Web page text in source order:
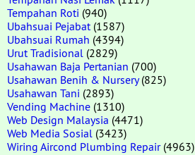
Tempahan Roti (940)
Ubahsuai Pejabat(1587)
Ubahsuai Rumah (4394)
Urut Tradisional (2829)
Usahawan Baja Pertanian (700)
Usahawan Benih & Nursery(825)
Usahawan Tani (2893)
Vending Machine (1310)
Web Design Malaysia (4471)
Web Media Sosial (3423)
Wiring Aircond Plumbing Repair(4963)